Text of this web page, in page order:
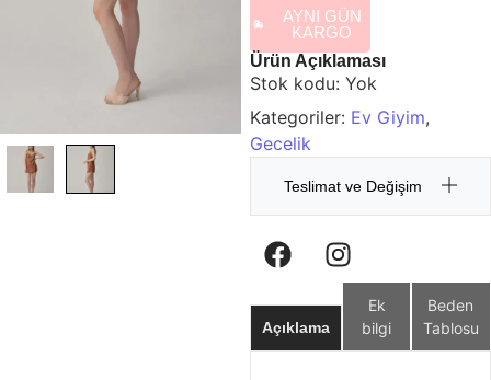
AYNI GÜN
KARGO
Ürün Açıklaması
Stok kodu:Yok
Kategoriler: Ev Giyim,
Gecelik
Teslimat ve Değişim
Açıklama
Ek
bilgi
Beden
Tablosu